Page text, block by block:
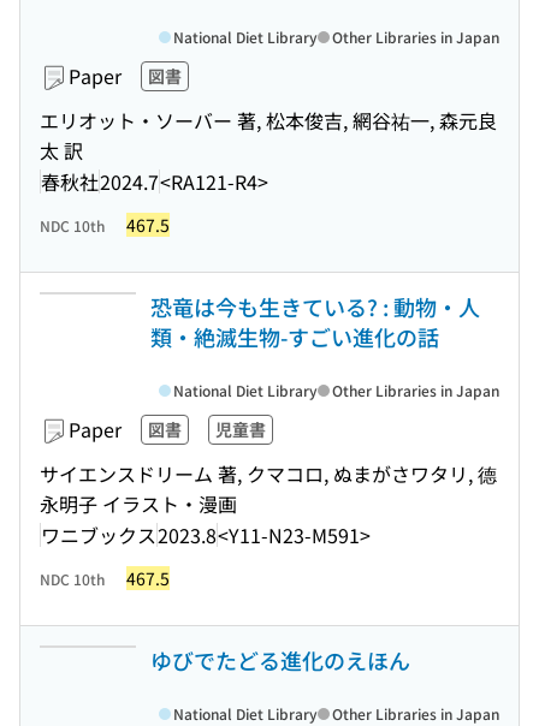
Paper 図書
エリオット・ソーバー 著, 松本俊吉, 網谷祐一, 森元良
太 訳
春秋社2024.7<RA121-R4>
National Diet Library Other Libraries in Japan
NDC 10th 467.5
恐竜は今も生きている? : 動物・人
類・絶滅生物-すごい進化の話
Paper 図書 児童書
サイエンスドリーム 著, クマコロ, ぬまがさワタリ, 德
永明子 イラスト・漫画
ワニブックス2023.8<Y11-N23-M591>
National Diet Library Other Libraries in Japan
NDC 10th 467.5
ゆびでたどる進化のえほん
National Diet Library Other Libraries in Japan